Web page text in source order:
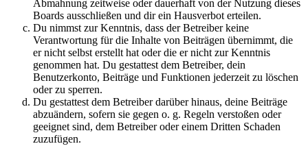
Abmahnung zeitweise oder dauerhaft von der Nutzung dieses
Boards ausschließen und dir ein Hausverbot erteilen.
Du nimmst zur Kenntnis, dass der Betreiber keine
Verantwortung für die Inhalte von Beiträgen übernimmt, die
er nicht selbst erstellt hat oder die er nicht zur Kenntnis
genommen hat. Du gestattest dem Betreiber, dein
Benutzerkonto, Beiträge und Funktionen jederzeit zu löschen
oder zu sperren.
Du gestattest dem Betreiber darüber hinaus, deine Beiträge
abzuändern, sofern sie gegen o. g. Regeln verstoßen oder
geeignet sind, dem Betreiber oder einem Dritten Schaden
zuzufügen.